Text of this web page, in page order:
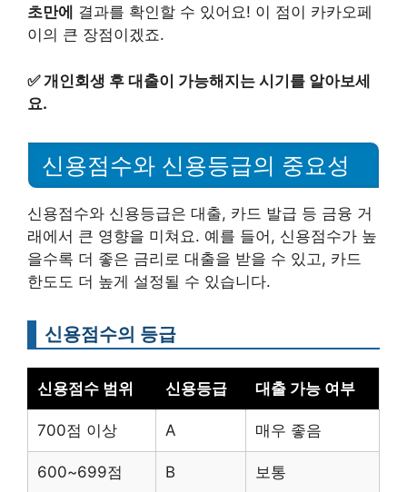
초만에 결과를 확인할 수 있어요! 이 점이 카카오페
이의 큰 장점이겠죠.
✅개인회생 후 대출이 가능해지는 시기를 알아보세
요.
신용점수와 신용등급의 중요성
신용점수와 신용등급은 대출, 카드 발급 등 금융 거
래에서 큰 영향을 미쳐요. 예를 들어, 신용점수가 높
을수록 더 좋은 금리로 대출을 받을 수 있고, 카드
한도도 더 높게 설정될 수 있습니다.
신용점수의 등급
신용점수 범위 신용등급 대출 가능 여부
700점 이상 A 매우 좋음
600~699점 B 보통